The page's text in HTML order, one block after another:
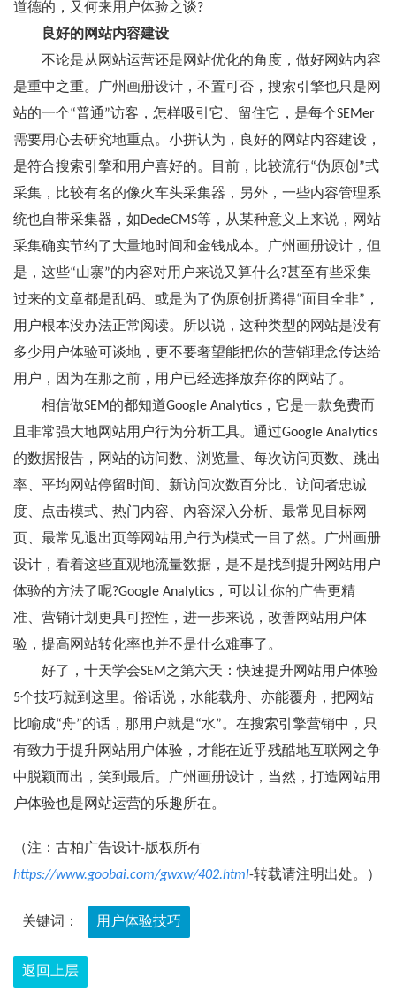
道德的，又何来用户体验之谈?
良好的网站内容建设
不论是从网站运营还是网站优化的角度，做好网站内容
是重中之重。广州画册设计，不置可否，搜索引擎也只是网
站的一个“普通”访客，怎样吸引它、留住它，是每个SEMer
需要用心去研究地重点。小拼认为，良好的网站内容建设，
是符合搜索引擎和用户喜好的。目前，比较流行“伪原创”式
采集，比较有名的像火车头采集器，另外，一些内容管理系
统也自带采集器，如DedeCMS等，从某种意义上来说，网站
采集确实节约了大量地时间和金钱成本。广州画册设计，但
是，这些“山寨”的内容对用户来说又算什么?甚至有些采集
过来的文章都是乱码、或是为了伪原创折腾得“面目全非”，
用户根本没办法正常阅读。所以说，这种类型的网站是没有
多少用户体验可谈地，更不要奢望能把你的营销理念传达给
用户，因为在那之前，用户已经选择放弃你的网站了。
相信做SEM的都知道Google Analytics，它是一款免费而
且非常强大地网站用户行为分析工具。通过Google Analytics
的数据报告，网站的访问数、浏览量、每次访问页数、跳出
率、平均网站停留时间、新访问次数百分比、访问者忠诚
度、点击模式、热门内容、內容深入分析、最常见目标网
页、最常见退出页等网站用户行为模式一目了然。广州画册
设计，看着这些直观地流量数据，是不是找到提升网站用户
体验的方法了呢?Google Analytics，可以让你的广告更精
准、营销计划更具可控性，进一步来说，改善网站用户体
验，提高网站转化率也并不是什么难事了。
好了，十天学会SEM之第六天：快速提升网站用户体验
5个技巧就到这里。俗话说，水能载舟、亦能覆舟，把网站
比喻成“舟”的话，那用户就是“水”。在搜索引擎营销中，只
有致力于提升网站用户体验，才能在近乎残酷地互联网之争
中脱颖而出，笑到最后。广州画册设计，当然，打造网站用
户体验也是网站运营的乐趣所在。
（注：古柏广告设计-版权所有
https://www.goobai.com/gwxw/402.html-转载请注明出处。）
关键词： 用户体验技巧
返回上层